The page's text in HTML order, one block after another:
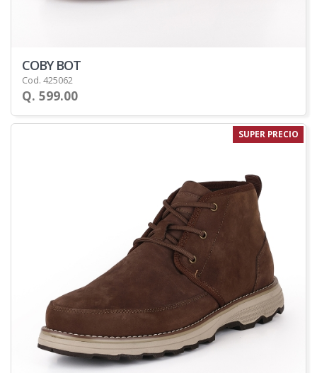
COBY BOT
Cod. 425062
Q. 599.00
SUPER PRECIO